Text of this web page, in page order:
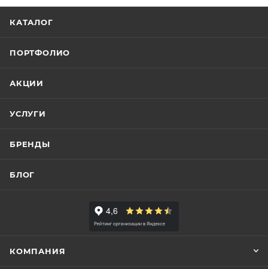
КАТАЛОГ
ПОРТФОЛИО
АКЦИИ
УСЛУГИ
БРЕНДЫ
БЛОГ
КОМПАНИЯ